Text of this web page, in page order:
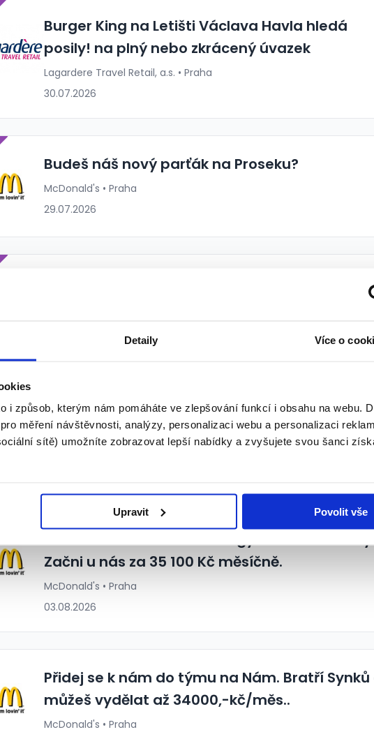
Detaily Více o
i způsob, kterým nám pomáháte ve zlepšování funkcí i obsahu na webu.
měření návštěvnosti, analýzy, personalizaci webu a personalizaci
sítě) umožníte zobrazovat lepší nabídky a zvyšujete svou šanci
Upravit Povolit vše
Burger King na Letišti Václava Havla hledá
posily! na plný nebo zkrácený úvazek
Lagardere Travel Retail, a.s. • Praha
30.07.2026
Budeš náš nový parťák na Proseku?
McDonald's • Praha
29.07.2026
Modřany hledají nové kolegy! Začni u nás za
200 Kč měsíčně.
McDonald's • Praha
Začni u nás za 35 100 Kč měsíčně.
McDonald's • Praha
03.08.2026
Přidej se k nám do týmu na Nám. Bratří Synků
můžeš vydělat až 34000,-kč/měs..
McDonald's • Praha